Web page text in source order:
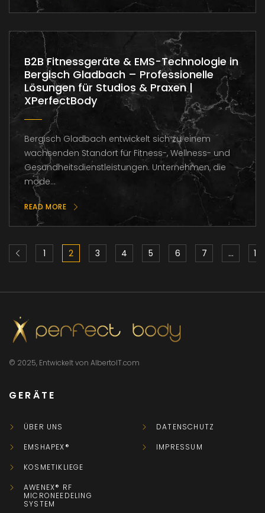
B2B Fitnessgeräte & EMS-Technologie in
Bergisch Gladbach – Professionelle
Lösungen für Studios & Praxen |
XPerfectBody
Bergisch Gladbach entwickelt sich zu einem
wachsenden Standort für Fitness-, Wellness- und
Gesundheitsdienstleistungen. Unternehmen, die
mode...
READ MORE
1 2 3 4 5 6 7 … 10
© 2025, Entwickelt von AlbertoIT.com
GERÄTE
ÜBER UNS
EMSHAPEX®
KOSMETIKLIEGE
AWENEX® RF
MICRONEEDELING
SYSTEM
DATENSCHUTZ
IMPRESSUM